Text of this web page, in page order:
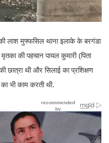
की लाश मुफ्फसिल थाना इलाके के बरगंडा
की पहचान पायल कुमारी (पिता
छात्रा थी और सिलाई का प्रशिक्षण
भी काम करती थी.